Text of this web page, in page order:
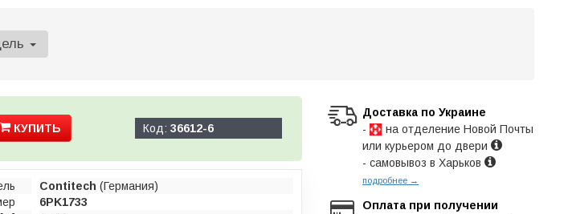
КУПИТЬ Код:36612-6
Contitech (Германия)
6PK1733
Доставка по Украине
-
на отделение Новой Почты
или курьером до двери
- самовывоз в Харьков
подробнее →
Оплата при получении